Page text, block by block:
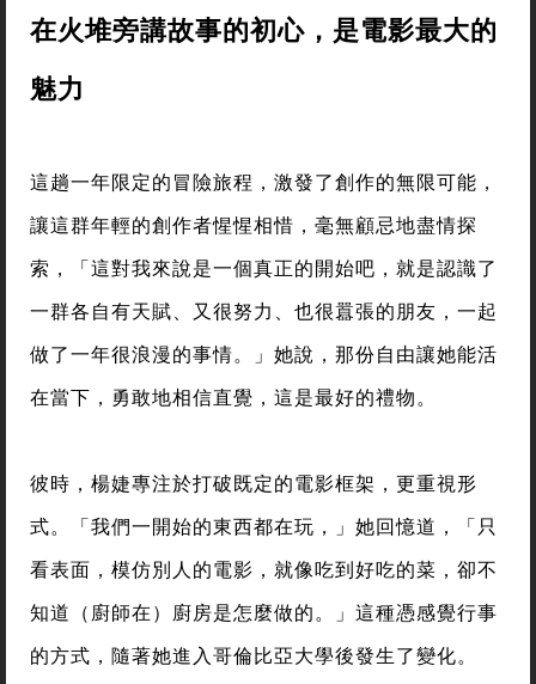
在火堆旁講故事的初心，是電影最大的
魅力
這趟一年限定的冒險旅程，激發了創作的無限可能，
讓這群年輕的創作者惺惺相惜，毫無顧忌地盡情探
索，「這對我來說是一個真正的開始吧，就是認識了
一群各自有天賦、又很努力、也很囂張的朋友，一起
做了一年很浪漫的事情。」她說，那份自由讓她能活
在當下，勇敢地相信直覺，這是最好的禮物。
彼時，楊婕專注於打破既定的電影框架，更重視形
式。「我們一開始的東西都在玩，」她回憶道，「只
看表面，模仿別人的電影，就像吃到好吃的菜，卻不
知道（廚師在）廚房是怎麼做的。」這種憑感覺行事
的方式，隨著她進入哥倫比亞大學後發生了變化。